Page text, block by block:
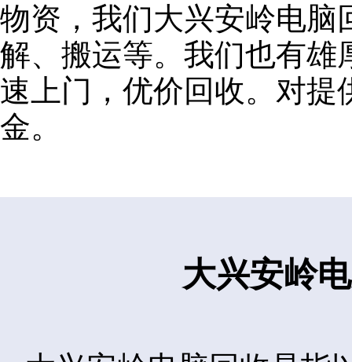
物资，我们大兴安岭电脑
解、搬运等。我们也有雄
速上门，优价回收。对提
金。
大兴安岭